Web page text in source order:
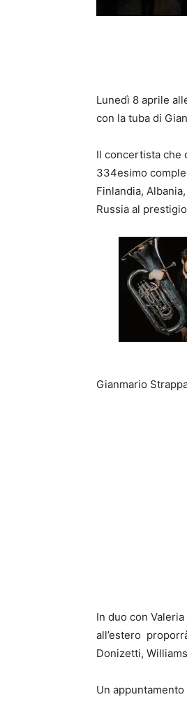
Lunedì 8 aprile
con la tuba di
Il concertista che
334esimo
Finlandia,
Russia al
Gianmario
In duo con
all’estero
Donizetti,
Un